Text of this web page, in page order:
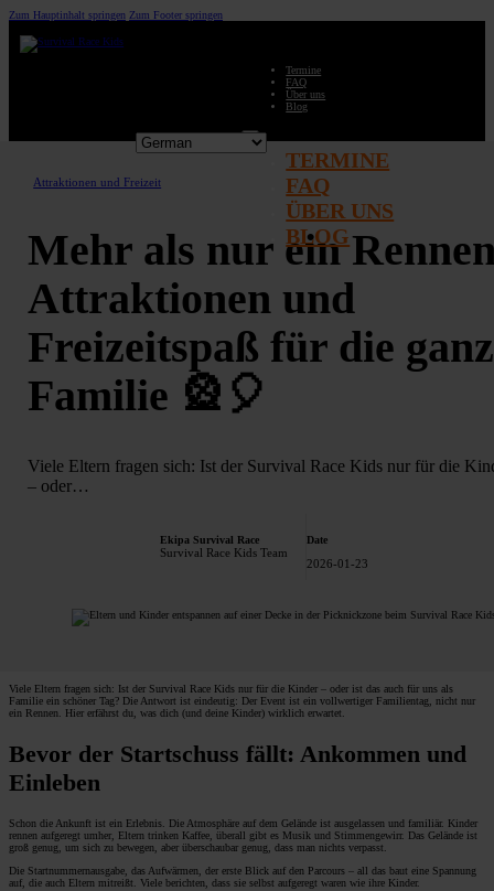
Zum Hauptinhalt springen Zum Footer springen
Termine
FAQ
Über uns
Blog
TERMINE
FAQ
ÜBER UNS
BLOG
Attraktionen und Freizeit
Mehr als nur ein
Attraktionen und
Freizeitspaß für die
Familie 🎡🎈
Viele Eltern fragen sich: Ist der Survival Race Kids nur für die
– oder…
Ekipa Survival Race
Survival Race Kids Team
Date
2026-01-23
Viele Eltern fragen sich: Ist der Survival Race Kids nur für die Kinder – oder ist das auch für uns als
Familie ein schöner Tag? Die Antwort ist eindeutig: Der Event ist ein vollwertiger Familientag, nicht nur
ein Rennen. Hier erfährst du, was dich (und deine Kinder) wirklich erwartet.
Bevor der Startschuss fällt: Ankommen und
Einleben
Schon die Ankunft ist ein Erlebnis. Die Atmosphäre auf dem Gelände ist ausgelassen und familiär. Kinder
rennen aufgeregt umher, Eltern trinken Kaffee, überall gibt es Musik und Stimmengewirr. Das Gelände ist
groß genug, um sich zu bewegen, aber überschaubar genug, dass man nichts verpasst.
Die Startnummernausgabe, das Aufwärmen, der erste Blick auf den Parcours – all das baut eine Spannung
auf, die auch Eltern mitreißt. Viele berichten, dass sie selbst aufgeregt waren wie ihre Kinder.